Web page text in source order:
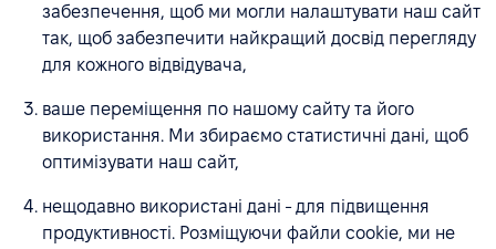
забезпечення, щоб ми могли налаштувати наш сайт
так, щоб забезпечити найкращий досвід перегляду
для кожного відвідувача,
ваше переміщення по нашому сайту та його
використання. Ми збираємо статистичні дані, щоб
оптимізувати наш сайт,
нещодавно використані дані - для підвищення
продуктивності. Розміщуючи файли cookie, ми не